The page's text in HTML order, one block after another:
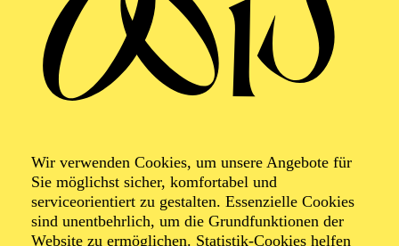
Wir verwenden Cookies, um unsere Angebote für
Sie möglichst sicher, komfortabel und
serviceorientiert zu gestalten. Essenzielle Cookies
sind unentbehrlich, um die Grundfunktionen der
Website zu ermöglichen. Statistik-Cookies helfen
Pinocchio
von Henner Kallmeyer nach Carlo Collodi